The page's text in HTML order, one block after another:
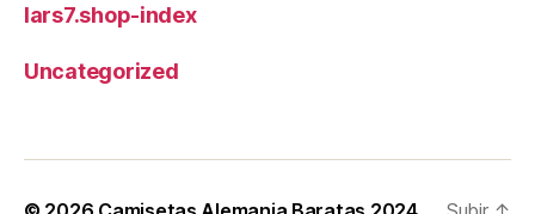
lars7.shop-index
Uncategorized